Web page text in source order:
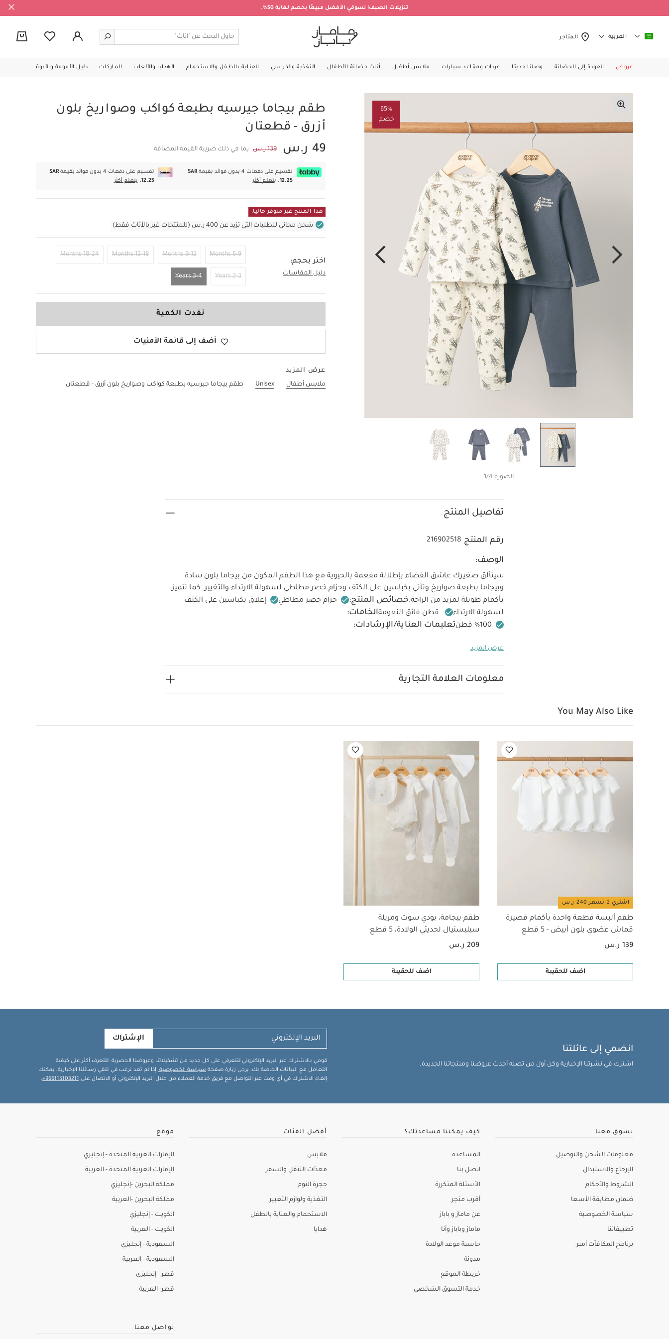
تنزيلات الصيف! تسوقي الأفضل مبيعًا بخصم لغاية 50%.
العربية المتاجر
عروض العودة إلى الحضانة وصلنا حديثا عربات ومقاعد سيارات ملابس أطفال أثاث حضانة الأطفال التغذية والكراسي العناية بالطفل والاستحمام الهدايا والألعاب الماركات دليل الأمومة والأبوة
65%
خصم
الصورة 1/4
طقم بيجاما جيرسيه بطبعة كواكب وصواريخ بلون
أزرق - قطعتان
49 ر.س
139 ر.س بما في ذلك ضريبة القيمة المضافة
تقسيم على دفعات 4 بدون فوائد بقيمة
SAR
12.25.
يتعلم أكثر
تقسيم على دفعات 4 بدون فوائد بقيمة
SAR
12.25.
يتعلم أكثر
هذا المنتج غير متوفر حاليا.
شحن مجاني للطلبات التي تزيد عن 400 ر.س (للمنتجات غير بالأثاث فقط)
اختر بحجم:
دليل المقاسات
6-9 Months
9-12 Months
12-18 Months
18-24 Months
2-3 Years
3-4 Years 3-4 Years
نفدت الكمية
أضف إلى قائمة الأمنيات
عرض المزيد
ملابس أطفال
Unisex طقم بيجاما جيرسيه بطبعة كواكب وصواريخ بلون أزرق - قطعتان
تفاصيل المنتج
رقم المنتج 216902518
الوصف:
سيتألق صغيرك عاشق الفضاء بإطلالة مفعمة بالحيوية مع هذا الطقم المكون من بيجاما بلون سادة
وبيجاما بطبعة صواريخ وتأتي بكباسين على الكتف وحزام خصر مطاطي لسهولة الارتداء والتغيير. كما تتميز
بأكمام طويلة لمزيد من الراحة.خصائص المنتج: حزام خصر مطاطي
إغلاق بكباسين على الكتف
لسهولة الارتداء
قطن فائق النعومةالخامات:
تعليمات العناية/الإرشادات:
كيّ على درجة حرارة منخفضة
بيجامة، بودي سوت ومريلة سيليستيال لحديثي الولادة، 5 قطع
عرض المزيد
معلومات العلامة التجارية
You May Also Like
اشتري 2 بسعر 240 ر.س
طقم ألبسة قطعة واحدة بأكمام قصيرة
قماش عضوي بلون أبيض - 5 قطع
139 ر.س
اضف للحقيبة
طقم بيجامة، بودي سوت ومريلة
سيليستيال لحديثي الولادة، 5 قطع
209 ر.س
اضف للحقيبة
انضمي إلى عائلتنا
اشترك في نشرتنا الإخبارية وكن أول من تصله أحدث عروضنا ومنتجاتنا الجديدة.
الإشتراك
قومي بالاشتراك عبر البريد الإلكتروني لتتعرفي على كل جديد من تشكيلاتنا وعروضنا الحصرية. للتعرف أكثر على كيفية
التعامل مع البيانات الخاصة بك، يرجى زيارة صفحة سياسة الخصوصية .إذا لم تعد ترغب في تلقي رسائلنا الإخبارية، يمكنك
إلغاء الاشتراك في أي وقت عبر التواصل مع فريق خدمة العملاء من خلال البريد الإلكتروني أو الاتصال على 966115103211+
.
تسوق معنا
معلومات الشحن والتوصيل
الإرجاع والاستبدال
الشروط والأحكام
ضمان مطابقة الأسعا
سياسة الخصوصية
تطبيقاتنا
برنامج المكافآت أمبر
كيف يمكننا مساعدتك؟
المساعدة
اتصل بنا
الأسئلة المتكررة
أقرب متجر
عن ماماز و باباز
ماماز وباباز وأنا
حاسبة موعد الولادة
مدونة
خريطة الموقع
خدمة التسوق الشخصي
أفضل الفئات
ملابس
معدّات التنقل والسفر
حجرة النوم
التغذية ولوازم التغيير
الاستحمام والعناية بالطفل
هدايا
موقع
الإمارات العربية المتحدة - إنجليزي
الإمارات العربية المتحدة - العربية
مملكة البحرين -إنجليزي
مملكة البحرين -العربية
الكويت - إنجليزي
الكويت - العربية
السعودية - إنجليزي
السعودية - العربية
قطر - إنجليزي
قطر- العربية
تواصل معنا